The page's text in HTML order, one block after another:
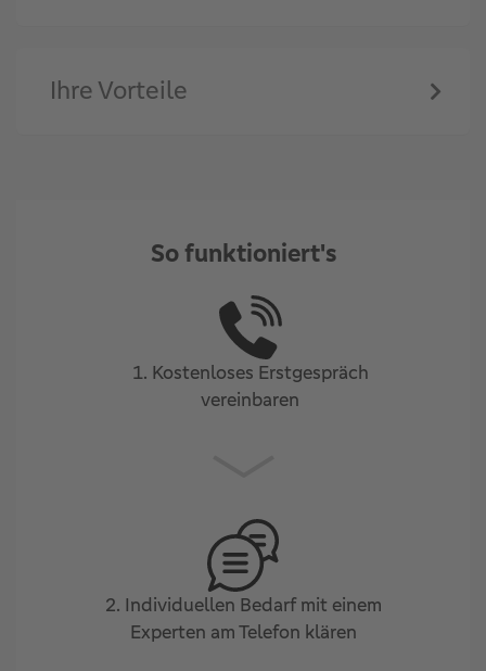
Ihre Vorteile
So funktioniert's
1. Kostenloses Erstgespräch
vereinbaren
2. Individuellen Bedarf mit einem
Experten am Telefon klären